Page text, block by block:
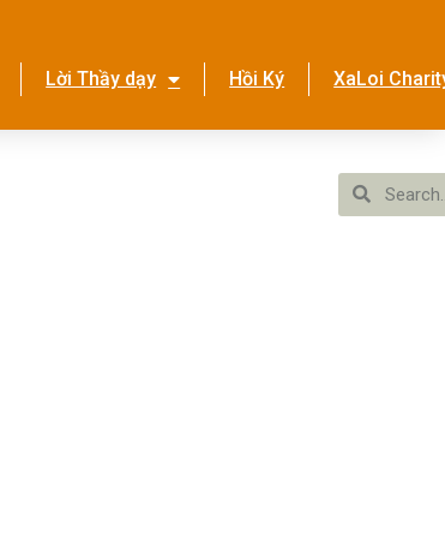
Lời Thầy dạy Hồi Ký XaLoi